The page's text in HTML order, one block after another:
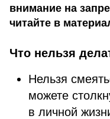
внимание на
читайте в
Что нельзя
Нельзя
можете
в личной